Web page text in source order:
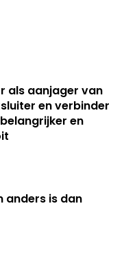
als aanjager van
en verbinder
en
anders is dan